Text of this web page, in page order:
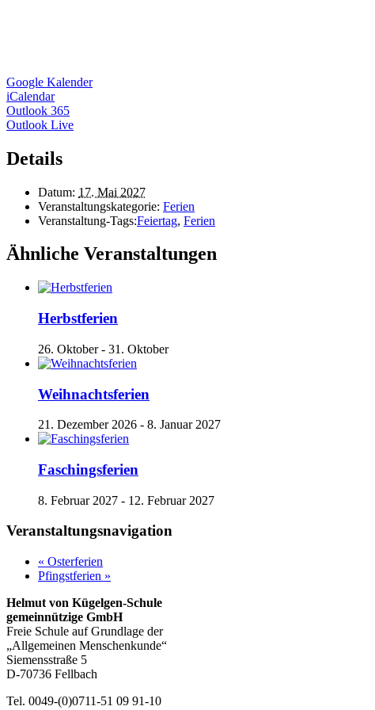
Google Kalender
iCalendar
Outlook 365
Outlook Live
Details
Datum: 17. Mai 2027
Veranstaltungskategorie: Ferien
Veranstaltung-Tags:Feiertag, Ferien
Ähnliche Veranstaltungen
Herbstferien
26. Oktober- 31. Oktober
Weihnachtsferien
21. Dezember 2026 - 8. Januar 2027
Faschingsferien
8. Februar 2027 - 12. Februar 2027
Veranstaltungsnavigation
« Osterferien
Pfingstferien »
Helmut von Kügelgen-Schule
gemeinnützige GmbH
Freie Schule auf Grundlage der
„Allgemeinen Menschenkunde“
Siemensstraße 5
D-70736 Fellbach
Tel. 0049-(0)0711-51 09 91-10